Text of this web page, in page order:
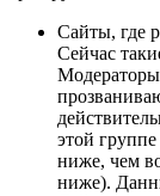
Сайты, где
Сейчас
этой
ниже, чем
ниже).